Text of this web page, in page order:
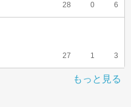
28 0 6
27 1 3
もっと見る